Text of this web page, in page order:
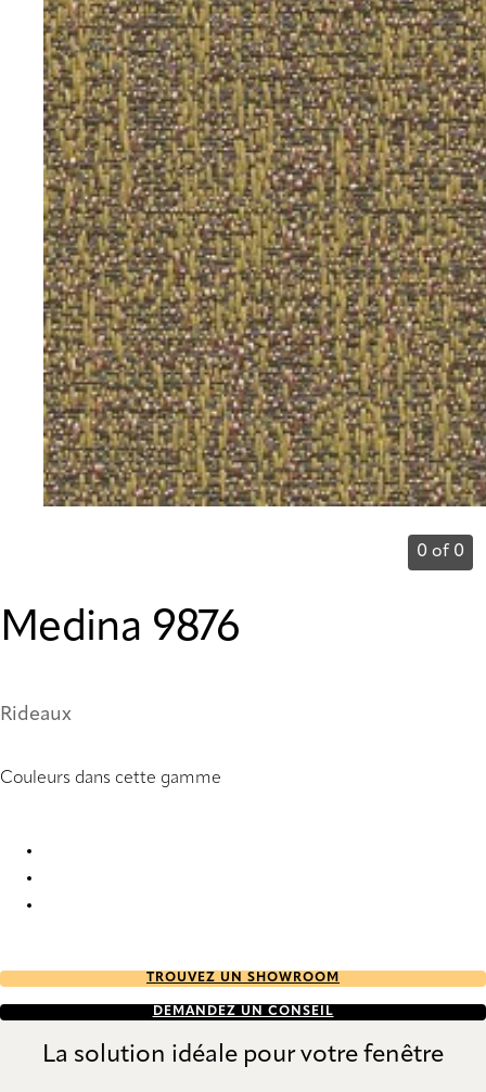
0 of 0
Medina 9876
Rideaux
Couleurs dans cette gamme
TROUVEZ UN SHOWROOM
DEMANDEZ UN CONSEIL
La solution idéale pour votre fenêtre